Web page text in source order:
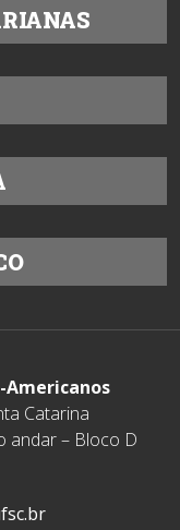
Catarina
andar – Bloco D